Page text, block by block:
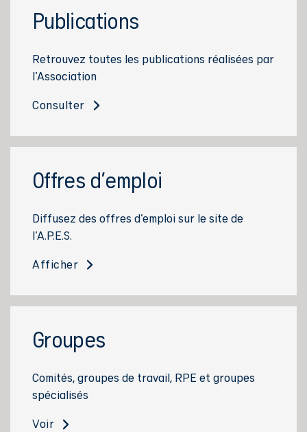
Publications
Retrouvez toutes les publications réalisées par
l'Association
Consulter
Offres d'emploi
Diffusez des offres d’emploi sur le site de
l'A.P.E.S.
Afficher
Groupes
Comités, groupes de travail, RPE et groupes
spécialisés
Voir